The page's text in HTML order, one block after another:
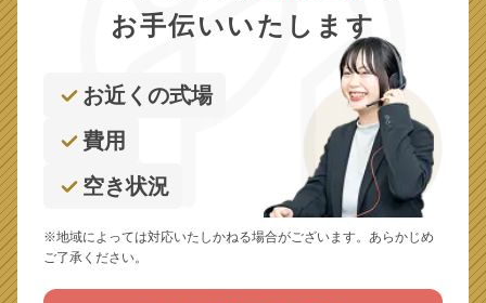
お手伝いいたします
お近くの式場
費用
空き状況
※地域によっては対応いたしかねる場合がございます。あらかじめ
ご了承ください。